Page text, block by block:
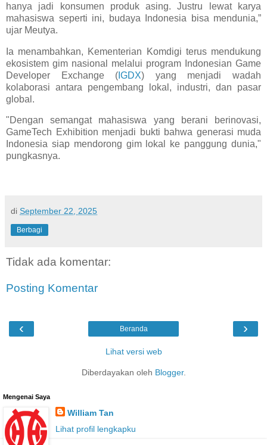
hanya jadi konsumen produk asing. Justru lewat karya
mahasiswa seperti ini, budaya Indonesia bisa mendunia,”
ujar Meutya.
Ia menambahkan, Kementerian Komdigi terus mendukung
ekosistem gim nasional melalui program Indonesian Game
Developer Exchange ( IGDX) yang menjadi wadah
kolaborasi antara pengembang lokal, industri, dan pasar
global.
"Dengan semangat mahasiswa yang berani berinovasi,
GameTech Exhibition menjadi bukti bahwa generasi muda
Indonesia siap mendorong gim lokal ke panggung dunia,"
pungkasnya.
di September 22, 2025
Berbagi
Tidak ada komentar:
Posting Komentar
‹ ›
Beranda
Lihat versi web
Diberdayakan oleh Blogger.
Mengenai Saya
William Tan
Lihat profil lengkapku